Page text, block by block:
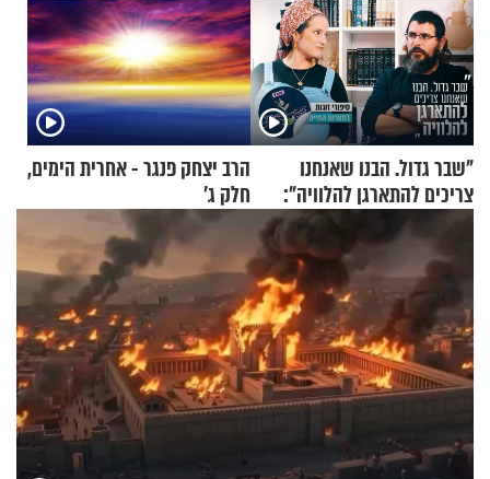
"שבר גדול. הבנו שאנחנו
צריכים להתארגן להלוויה":
זוגיות במבחן, הפעם עם מרים
וגד דנינו
הרב יצחק פנגר - אחרית הימים,
חלק ג’